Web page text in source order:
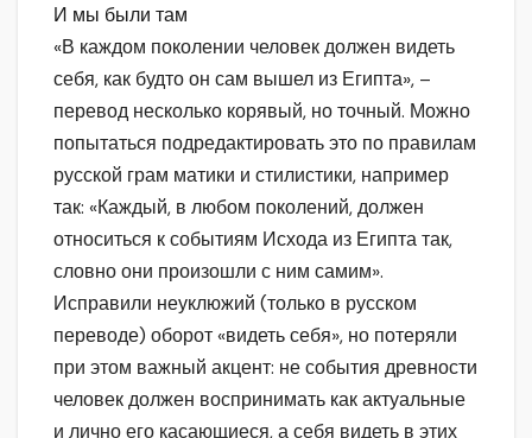
И мы были там
«В каждом поколении человек должен видеть
себя, как будто он сам вышел из Египта», –
перевод несколько корявый, но точный. Можно
попытаться подредактировать это по правилам
русской грам матики и стилистики, например
так: «Каждый, в любом поколений, должен
относиться к событиям Исхода из Египта так,
словно они произошли с ним самим».
Исправили неуклюжий (только в русском
переводе) оборот «видеть себя», но потеряли
при этом важный акцент: не события древности
человек должен воспринимать как актуальные
и лично его касающиеся, а себя видеть в этих